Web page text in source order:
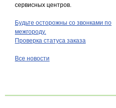
сервисных центров.
Будьте осторожны со звонками по
межгороду.
Проверка статуса заказа
Все новости